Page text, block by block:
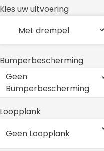
Kies uw uitvoering
Bumperbescherming
Geen
Bumperbescherming
Loopplank
Geen Loopplank